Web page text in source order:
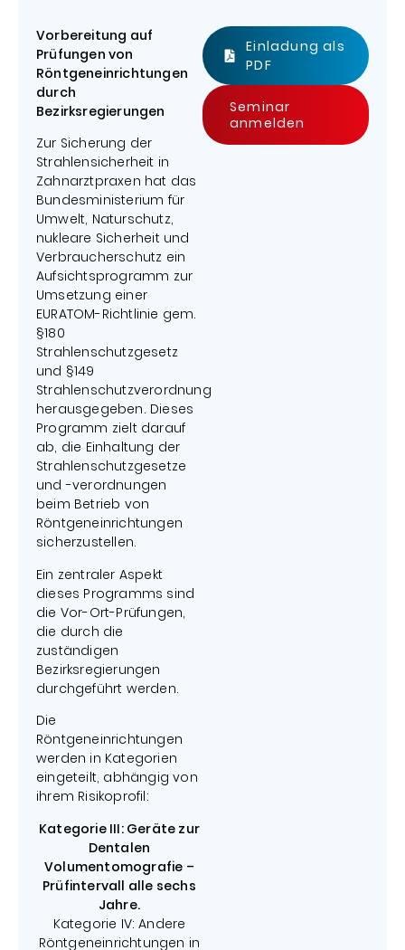
Vorbereitung auf
Prüfungen von
Röntgeneinrichtungen
durch
Bezirksregierungen
Zur Sicherung der
Strahlensicherheit in
Zahnarztpraxen hat das
Bundesministerium für
Umwelt, Naturschutz,
nukleare Sicherheit und
Verbraucherschutz ein
Aufsichtsprogramm zur
Umsetzung einer
EURATOM-Richtlinie gem.
§180
Strahlenschutzgesetz
und §149
Strahlenschutzverordnung
herausgegeben. Dieses
Programm zielt darauf
ab, die Einhaltung der
Strahlenschutzgesetze
und -verordnungen
beim Betrieb von
Röntgeneinrichtungen
sicherzustellen.
Ein zentraler Aspekt
dieses Programms sind
die Vor-Ort-Prüfungen,
die durch die
zuständigen
Bezirksregierungen
durchgeführt werden.
Die
Röntgeneinrichtungen
werden in Kategorien
eingeteilt, abhängig von
ihrem Risikoprofil:
Kategorie III: Geräte zur
Dentalen
Volumentomografie –
Prüfintervall alle sechs
Jahre.
Kategorie IV: Andere
Röntgeneinrichtungen in
Einladung als
PDF
Seminar
anmelden